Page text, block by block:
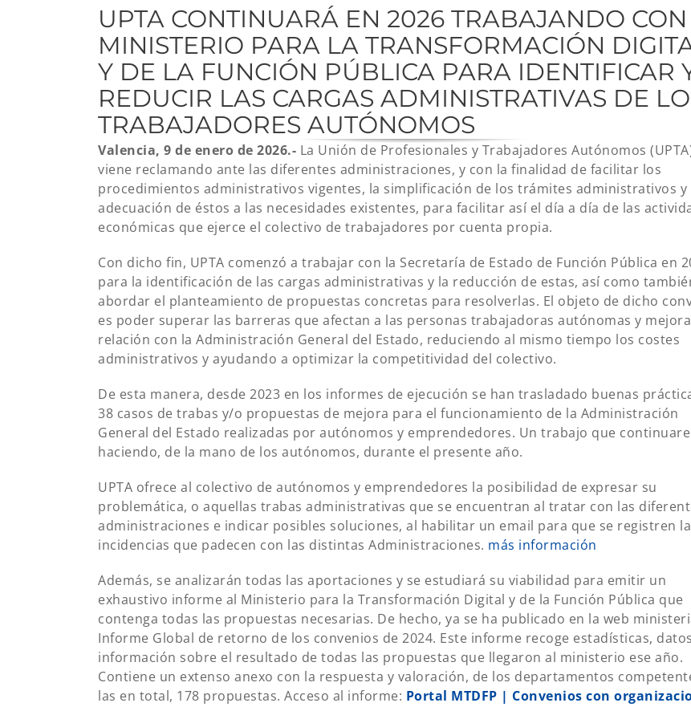
UPTA CONTINUARÁ EN 2026 TRABAJANDO
MINISTERIO PARA LA TRANSFORMACIÓN
Y DE LA FUNCIÓN PÚBLICA PARA IDENTIFICAR
REDUCIR LAS CARGAS ADMINISTRATIVAS DE
TRABAJADORES AUTÓNOMOS
Valencia, 9 de enero de 2026.- La Unión de Profesionales y Trabajadores Autónomos
viene reclamando ante las diferentes administraciones, y con la finalidad de facilitar los
procedimientos administrativos vigentes, la simplificación de los trámites administrativos y
adecuación de éstos a las necesidades existentes, para facilitar así el día a día de las
económicas que ejerce el colectivo de trabajadores por cuenta propia.
Con dicho fin, UPTA comenzó a trabajar con la Secretaría de Estado de Función Pública en
para la identificación de las cargas administrativas y la reducción de estas, así como
abordar el planteamiento de propuestas concretas para resolverlas. El objeto de dicho
es poder superar las barreras que afectan a las personas trabajadoras autónomas y
relación con la Administración General del Estado, reduciendo al mismo tiempo los costes
administrativos y ayudando a optimizar la competitividad del colectivo.
De esta manera, desde 2023 en los informes de ejecución se han trasladado buenas
38 casos de trabas y/o propuestas de mejora para el funcionamiento de la Administración
General del Estado realizadas por autónomos y emprendedores. Un trabajo que
haciendo, de la mano de los autónomos, durante el presente año.
UPTA ofrece al colectivo de autónomos y emprendedores la posibilidad de expresar su
problemática, o aquellas trabas administrativas que se encuentran al tratar con las
administraciones e indicar posibles soluciones, al habilitar un email para que se registren
incidencias que padecen con las distintas Administraciones. más información
Además, se analizarán todas las aportaciones y se estudiará su viabilidad para emitir un
exhaustivo informe al Ministerio para la Transformación Digital y de la Función Pública que
contenga todas las propuestas necesarias. De hecho, ya se ha publicado en la web
Informe Global de retorno de los convenios de 2024. Este informe recoge estadísticas,
información sobre el resultado de todas las propuestas que llegaron al ministerio ese año.
Contiene un extenso anexo con la respuesta y valoración, de los departamentos
las en total, 178 propuestas. Acceso al informe: Portal MTDFP | Convenios con